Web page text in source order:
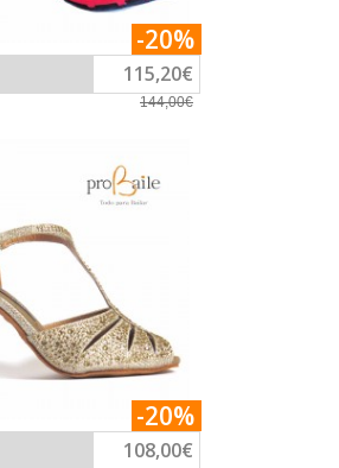
115,20€
144,00€
-20%
108,00€
-20%